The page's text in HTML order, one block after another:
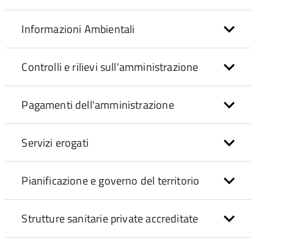
Informazioni Ambientali
Controlli e rilievi sull'amministrazione
Pagamenti dell'amministrazione
Servizi erogati
Pianificazione e governo del territorio
Strutture sanitarie private accreditate